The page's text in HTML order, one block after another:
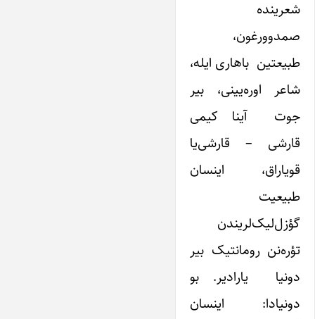
شعرینده
صمدوورغون،
طبیعتین باهاری ایله،
شاعر اوره‌‌یینی، بیر
جوت آینا کیمی
قارشی – قارشی‌یا
قویاراق، اینسان
طبیعیت
گؤزل‌لیک‌لریندن
تؤره‌نن رومانتیک بیر
دونیا یارادیر. بو
دونیادا: اینسان